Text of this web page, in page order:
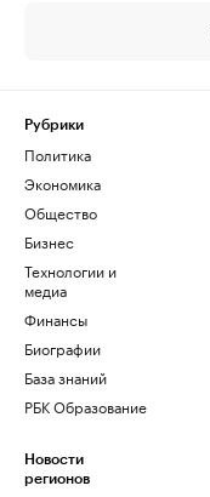
Рубрики
Политика
Экономика
Общество
Бизнес
Технологии и
медиа
Финансы
Биографии
База знаний
РБК Образование
Новости
регионов